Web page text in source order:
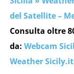
del Satellite –
Consulta oltre
da: Webcam
Weather Sicily.it